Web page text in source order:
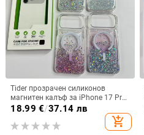
Tider прозрачен силиконов
магнитен калъф за iPhone 17 Pro
Max, защита срещу падане,
18.99 €/37.14 лв
add_shopping_cart